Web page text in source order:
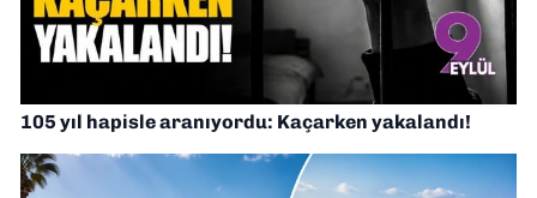
105 yıl hapisle aranıyordu: Kaçarken yakalandı!